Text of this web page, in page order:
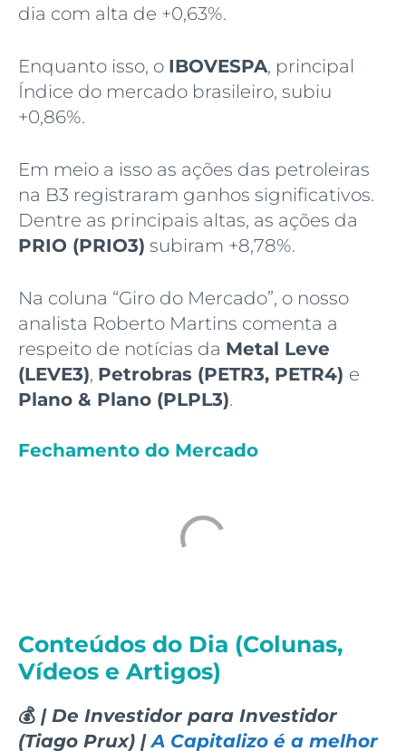
dia com alta de +0,63%.
Enquanto isso, o IBOVESPA, principal
Índice do mercado brasileiro, subiu
+0,86%.
Em meio a isso as ações das petroleiras
na B3 registraram ganhos significativos.
Dentre as principais altas, as ações da
PRIO (PRIO3) subiram +8,78%.
Na coluna “Giro do Mercado”, o nosso
analista Roberto Martins comenta a
respeito de notícias da Metal Leve
(LEVE3), Petrobras (PETR3, PETR4) e
Plano & Plano (PLPL3).
Fechamento do Mercado
Conteúdos do Dia (Colunas,
Vídeos e Artigos)
💰 | De Investidor para Investidor
(Tiago Prux) |A Capitalizo é a melhor